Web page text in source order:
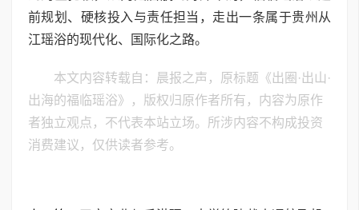
前规划、硬核投入与责任担当，走出一条属于贵州从
江瑶浴的现代化、国际化之路。
本文内容转载自：晨报之声，原标题《出圈·出山·
出海的福临瑶浴》，版权归原作者所有，内容为原作
者独立观点，不代表本站立场。所涉内容不构成投资
消费建议，仅供读者参考。